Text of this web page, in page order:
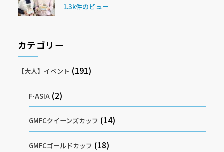
1.3k件のビュー
カテゴリー
【大人】イベント (191)
F-ASIA (2)
GMFCクイーンズカップ (14)
GMFCゴールドカップ (18)